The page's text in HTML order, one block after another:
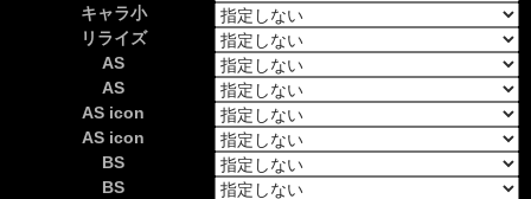
キャラ小
リライズ
AS
AS
AS icon
AS icon
BS
BS